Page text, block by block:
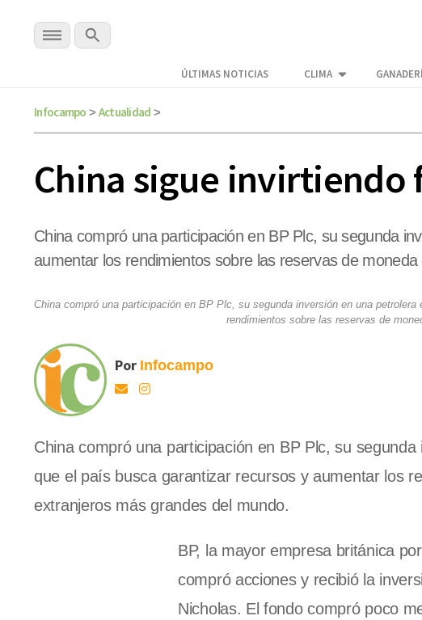
ÚLTIMAS NOTICIAS CLIMA
Infocampo > Actualidad >
China sigue invirtiendo
China compró una participación en BP Plc, su segunda
aumentar los rendimientos sobre las reservas de
China compró una participación en BP Plc, su segunda inversión en una
rendimientos sobre las reservas de
Por Infocampo
China compró una participación en BP Plc, su
que el país busca garantizar recursos y aumentar los
extranjeros más grandes del mundo.
BP, la mayor empresa británica
compró acciones y recibió la
Nicholas. El fondo compró poco